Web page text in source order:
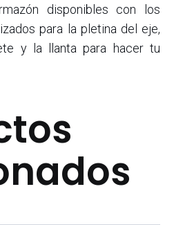
disponibles con los
para la pletina del eje,
y la llanta para hacer tu